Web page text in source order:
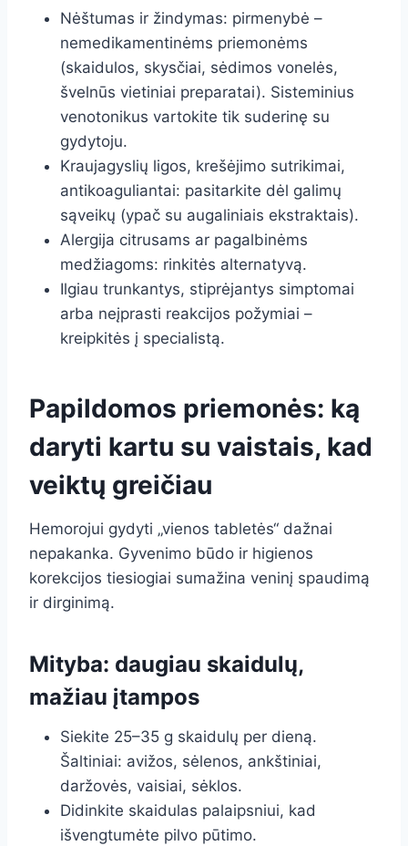
Nėštumas ir žindymas: pirmenybė –
nemedikamentinėms priemonėms
(skaidulos, skysčiai, sėdimos vonelės,
švelnūs vietiniai preparatai). Sisteminius
venotonikus vartokite tik suderinę su
gydytoju.
Kraujagyslių ligos, krešėjimo sutrikimai,
antikoaguliantai: pasitarkite dėl galimų
sąveikų (ypač su augaliniais ekstraktais).
Alergija citrusams ar pagalbinėms
medžiagoms: rinkitės alternatyvą.
Ilgiau trunkantys, stiprėjantys simptomai
arba neįprasti reakcijos požymiai –
kreipkitės į specialistą.
Papildomos priemonės: ką
daryti kartu su vaistais, kad
veiktų greičiau
Hemorojui gydyti „vienos tabletės“ dažnai
nepakanka. Gyvenimo būdo ir higienos
korekcijos tiesiogiai sumažina veninį spaudimą
ir dirginimą.
Mityba: daugiau skaidulų,
mažiau įtampos
Siekite 25–35 g skaidulų per dieną.
Šaltiniai: avižos, sėlenos, ankštiniai,
daržovės, vaisiai, sėklos.
Didinkite skaidulas palaipsniui, kad
išvengtumėte pilvo pūtimo.